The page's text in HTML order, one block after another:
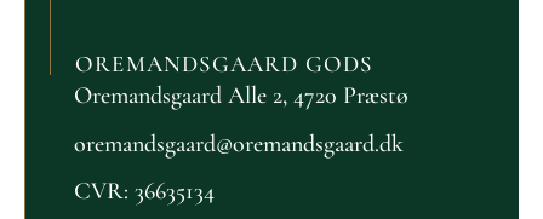
OREMANDSGAARD GODS
Oremandsgaard Alle 2, 4720 Præstø
oremandsgaard@oremandsgaard.dk
CVR: 36635134